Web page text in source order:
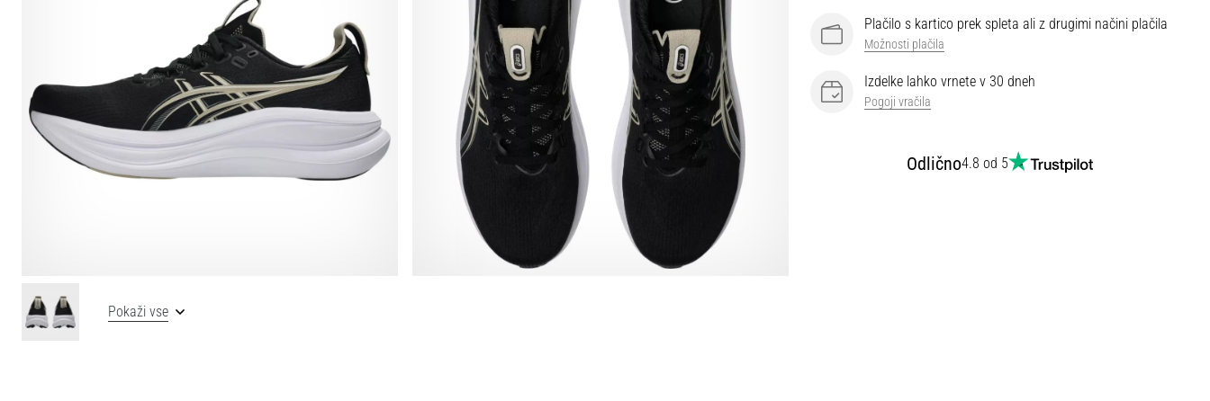
Plačilo s kartico prek spleta ali z drugimi načini plačila
Možnosti plačila
Izdelke lahko vrnete v 30 dneh
Pogoji vračila
Odlično4.8 od 5
Pokaži vse